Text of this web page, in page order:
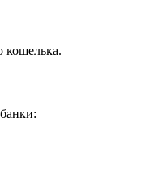
кошелька.